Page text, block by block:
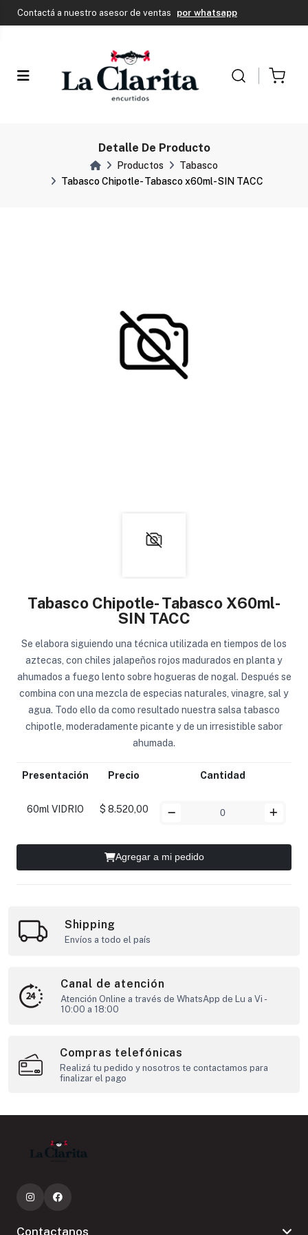
Contactá a nuestro asesor de ventas
por whatsapp
Envío Gratis en CABA si tu compra supera los $150.000
Detalle De Producto
Productos
Tabasco
Tabasco Chipotle- Tabasco x60ml- SIN TACC
Tabasco Chipotle- Tabasco X60ml-
SIN TACC
Se elabora siguiendo una técnica utilizada en tiempos de los
aztecas, con chiles jalapeños rojos madurados en planta y
ahumados a fuego lento sobre hogueras de nogal. Después se
combina con una mezcla de especias naturales, vinagre, sal y
agua. Todo ello da como resultado nuestra salsa tabasco
chipotle, moderadamente picante y de un irresistible sabor
ahumada.
Presentación Precio Cantidad
60ml VIDRIO $ 8.520,00
Agregar a mi pedido
Shipping
Envíos a todo el país
Canal de atención
Atención Online a través de WhatsApp de Lu a Vi -
10:00 a 18:00
Compras telefónicas
Realizá tu pedido y nosotros te contactamos para
finalizar el pago
Contactanos